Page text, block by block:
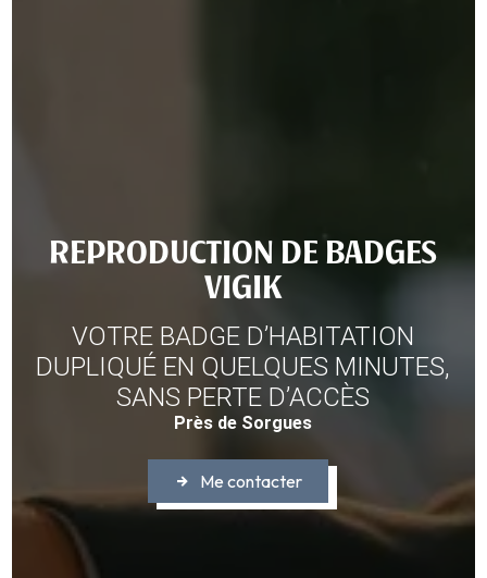
REPRODUCTION DE BADGES
VIGIK
VOTRE BADGE D’HABITATION
DUPLIQUÉ EN QUELQUES MINUTES,
SANS PERTE D’ACCÈS
Près de Sorgues
Me contacter